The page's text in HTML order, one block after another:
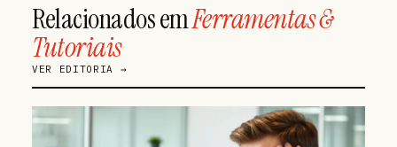
Relacionados emFerramentas &
Tutoriais
VER EDITORIA →